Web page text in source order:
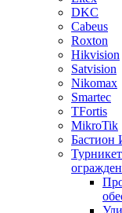
DKC
Cabeus
Roxton
Hikvision
Satvision
Nikomax
Smartec
TFortis
MikroTik
Бастион